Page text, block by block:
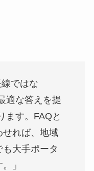
線ではな
適な答えを提
ます。FAQと
せれば、地域
大手ポータ
」